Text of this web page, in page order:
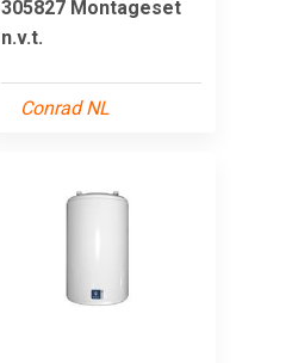
305827 Montageset
n.v.t.
Conrad NL